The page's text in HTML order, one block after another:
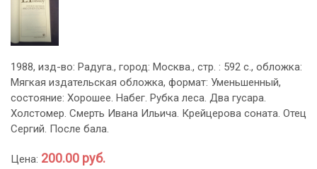
1988, изд-во: Радуга., город: Москва., стр. : 592 с., обложка:
Мягкая издательская обложка, формат: Уменьшенный,
состояние: Хорошее. Набег. Рубка леса. Два гусара.
Холстомер. Смерть Ивана Ильича. Крейцерова соната. Отец
Сергий. После бала.
Цена: 200.00 руб.